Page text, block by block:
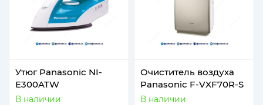
Утюг Panasonic NI-
E300ATW
В наличии
Очиститель воздуха
Panasonic F-VXF70R-S
В наличии